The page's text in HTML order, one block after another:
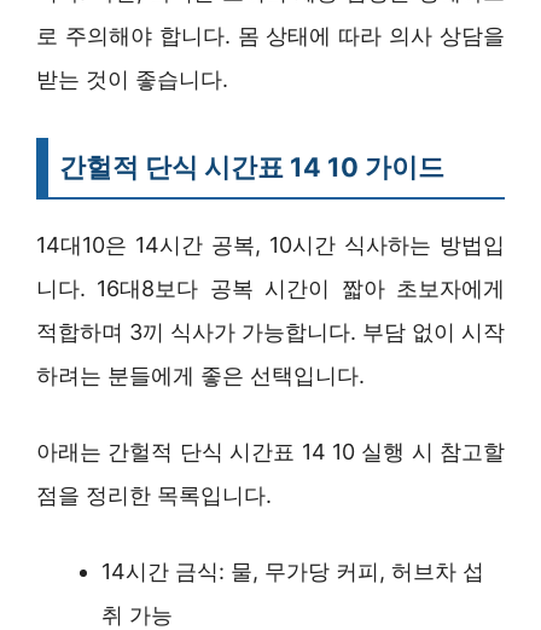
로 주의해야 합니다. 몸 상태에 따라 의사 상담을
받는 것이 좋습니다.
간헐적 단식 시간표 14 10 가이드
14대10은 14시간 공복, 10시간 식사하는 방법입
니다. 16대8보다 공복 시간이 짧아 초보자에게
적합하며 3끼 식사가 가능합니다. 부담 없이 시작
하려는 분들에게 좋은 선택입니다.
아래는 간헐적 단식 시간표 14 10 실행 시 참고할
점을 정리한 목록입니다.
14시간 금식: 물, 무가당 커피, 허브차 섭
취 가능